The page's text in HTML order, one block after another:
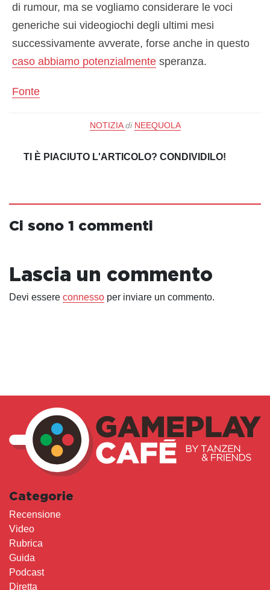
di rumour, ma se vogliamo considerare le voci
generiche sui videogiochi degli ultimi mesi
successivamente avverate, forse anche in questo
caso abbiamo potenzialmente speranza.
Fonte
NOTIZIA di NEEQUOLA
TI È PIACIUTO L'ARTICOLO? CONDIVIDILO!
Ci sono 1 commenti
Lascia un commento
Devi essere connesso per inviare un commento.
Categorie
Recensione
Video
Rubrica
Guida
Podcast
Diretta